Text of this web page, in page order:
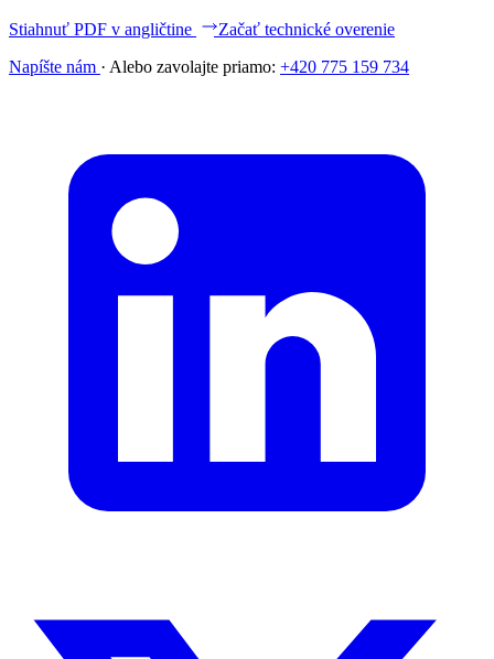
Stiahnuť PDF v angličtine
Začať technické overenie
Napíšte nám · Alebo zavolajte priamo: +420 775 159 734